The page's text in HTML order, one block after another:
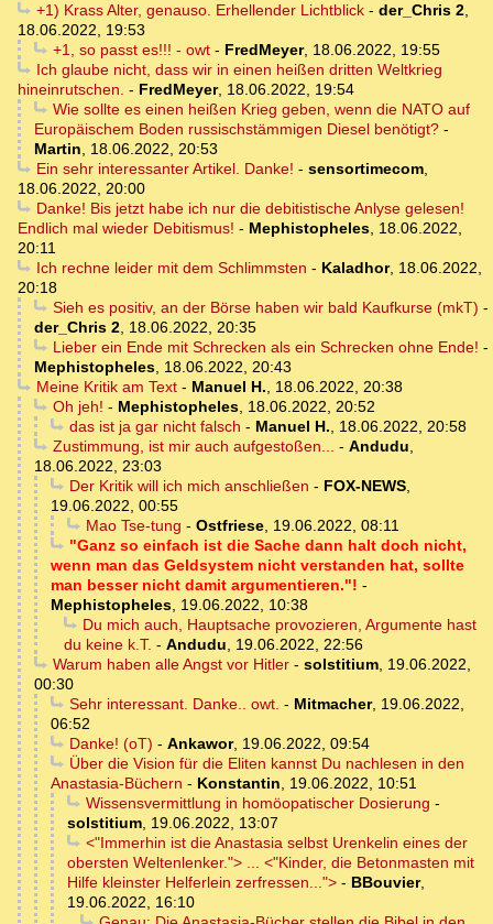
+1) Krass Alter, genauso. Erhellender Lichtblick- der_Chris 2,
18.06.2022, 19:53
+1, so passt es!!! - owt- FredMeyer, 18.06.2022, 19:55
Ich glaube nicht, dass wir in einen heißen dritten Weltkrieg
hineinrutschen. - FredMeyer, 18.06.2022, 19:54
Wie sollte es einen heißen Krieg geben, wenn die NATO auf
Europäischem Boden russischstämmigen Diesel benötigt? -
Martin, 18.06.2022, 20:53
Ein sehr interessanter Artikel. Danke! - sensortimecom,
18.06.2022, 20:00
Danke! Bis jetzt habe ich nur die debitistische Anlyse gelesen!
Endlich mal wieder Debitismus! - Mephistopheles, 18.06.2022,
20:11
Ich rechne leider mit dem Schlimmsten - Kaladhor, 18.06.2022,
20:18
Sieh es positiv, an der Börse haben wir bald Kaufkurse (mkT) -
der_Chris 2, 18.06.2022, 20:35
Lieber ein Ende mit Schrecken als ein Schrecken ohne Ende! -
Mephistopheles, 18.06.2022, 20:43
Meine Kritik am Text- Manuel H., 18.06.2022, 20:38
Oh jeh! - Mephistopheles, 18.06.2022, 20:52
das ist ja gar nicht falsch - Manuel H., 18.06.2022, 20:58
Zustimmung, ist mir auch aufgestoßen... - Andudu,
18.06.2022, 23:03
Der Kritik will ich mich anschließen - FOX-NEWS,
19.06.2022, 00:55
Mao Tse-tung - Ostfriese, 19.06.2022, 08:11
"Ganz so einfach ist die Sache dann halt doch nicht,
wenn man das Geldsystem nicht verstanden hat, sollte
man besser nicht damit argumentieren."! -
Mephistopheles, 19.06.2022, 10:38
Du mich auch, Hauptsache provozieren, Argumente hast
du keine k.T. - Andudu, 19.06.2022, 22:56
Warum haben alle Angst vor Hitler- solstitium, 19.06.2022,
00:30
Sehr interessant. Danke.. owt. - Mitmacher, 19.06.2022,
06:52
Danke! (oT) - Ankawor, 19.06.2022, 09:54
Über die Vision für die Eliten kannst Du nachlesen in den
Anastasia-Büchern - Konstantin, 19.06.2022, 10:51
Wissensvermittlung in homöopatischer Dosierung -
solstitium, 19.06.2022, 13:07
<"Immerhin ist die Anastasia selbst Urenkelin eines der
obersten Weltenlenker."> ... <"Kinder, die Betonmasten mit
Hilfe kleinster Helferlein zerfressen..."> - BBouvier,
19.06.2022, 16:10